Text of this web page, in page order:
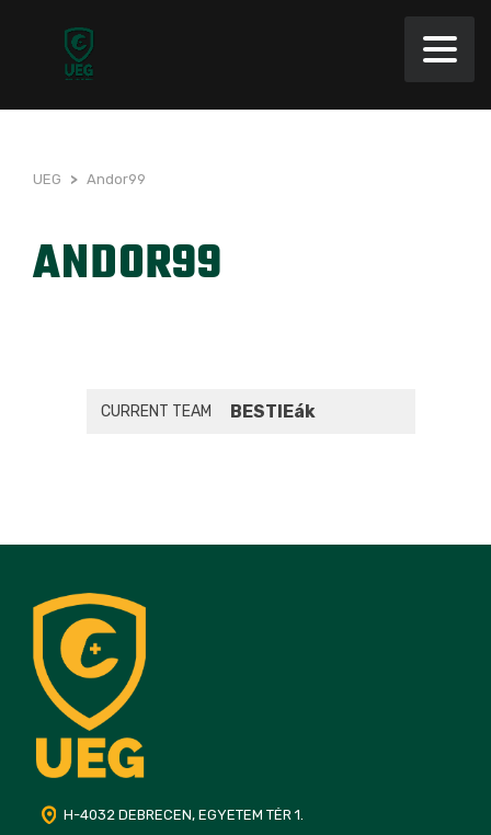
UEG > Andor99
ANDOR99
CURRENT TEAM BESTIEák
H-4032 DEBRECEN, EGYETEM TÉR 1.